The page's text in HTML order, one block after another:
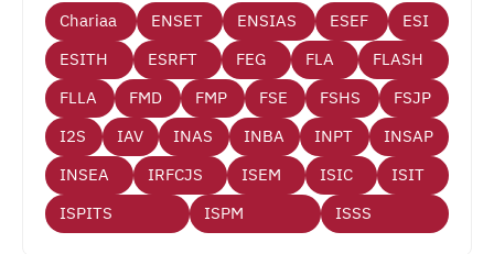
Chariaa ENSET ENSIAS ESEF
ESI
ESITH
ESRFT FEG FLA
FLASH
FLLA
FMD FMP FSE FSHS
FSJP
I2S
IAV INAS INBA INPT
INSAP
INSEA
IRFCJS ISEM ISIC
ISIT
ISPITS
ISPM ISSS